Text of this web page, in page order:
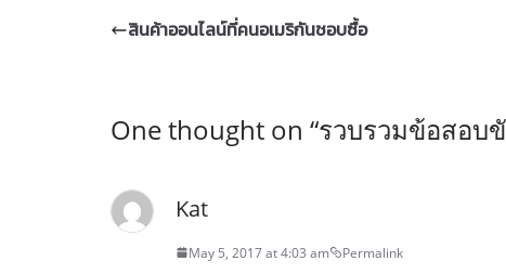
สินค้าออนไลน์ที่คนอเมริกันชอบซื้อ
One thought on “รวบรวมข้อสอบ
Kat
May 5, 2017 at 4:03 am Permalink